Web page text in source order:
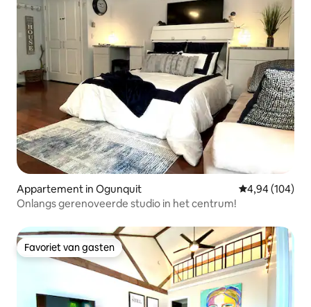
Appartement in Ogunquit Gemiddelde
4,94 (104)
Onlangs gerenoveerde studio in het centrum!
Favoriet van gasten
Favoriet van gasten